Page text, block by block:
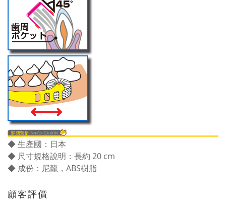
◆ 生產國：日本
◆ 尺寸規格說明：長約 20 cm
◆ 成份：尼龍，ABS樹脂
顧客評價